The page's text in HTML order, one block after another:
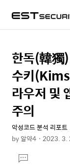
상
세
컨
텐
츠
본
문
제
목
한독(韓獨
수키
라우저 및
주의
악성코드 분석 리포트
by알약4 2023. 3.
문댓